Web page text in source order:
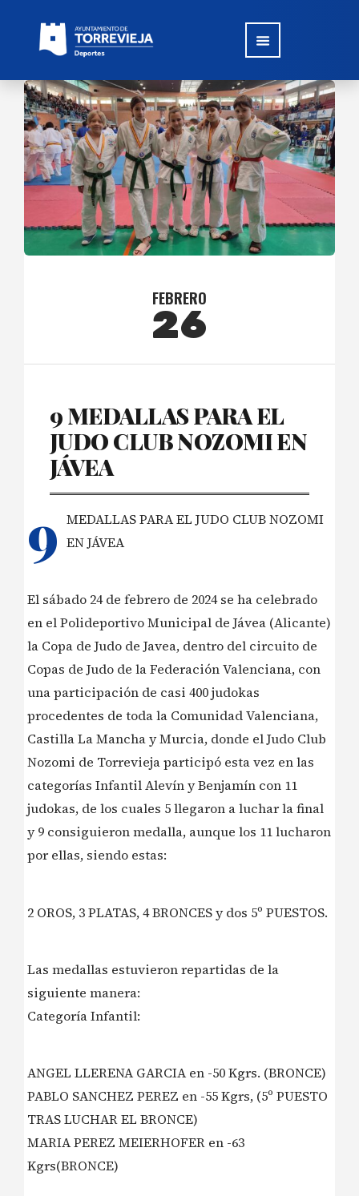
FEBRERO
26
9 MEDALLAS PARA EL
JUDO CLUB NOZOMI EN
JÁVEA
9 MEDALLAS PARA EL JUDO CLUB NOZOMI
EN JÁVEA
El sábado 24 de febrero de 2024 se ha celebrado
en el Polideportivo Municipal de Jávea (Alicante)
la Copa de Judo de Javea, dentro del circuito de
Copas de Judo de la Federación Valenciana, con
una participación de casi 400 judokas
procedentes de toda la Comunidad Valenciana,
Castilla La Mancha y Murcia, donde el Judo Club
Nozomi de Torrevieja participó esta vez en las
categorías Infantil Alevín y Benjamín con 11
judokas, de los cuales 5 llegaron a luchar la final
y 9 consiguieron medalla, aunque los 11 lucharon
por ellas, siendo estas:
2 OROS, 3 PLATAS, 4 BRONCES y dos 5º PUESTOS.
Las medallas estuvieron repartidas de la
siguiente manera:
Categoría Infantil:
ANGEL LLERENA GARCIA en -50 Kgrs. (BRONCE)
PABLO SANCHEZ PEREZ en -55 Kgrs, (5º PUESTO
TRAS LUCHAR EL BRONCE)
MARIA PEREZ MEIERHOFER en -63
Kgrs(BRONCE)